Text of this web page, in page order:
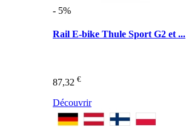
- 5%
Rail E-bike Thule Sport G2 et ...
87,32 €
Découvrir